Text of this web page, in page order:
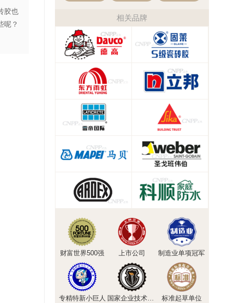
胶也
呢？
相关品牌
财富世界500强 上市公司 制造业单项冠军
专精特新小巨人 国家企业技术中心 标准起草单位